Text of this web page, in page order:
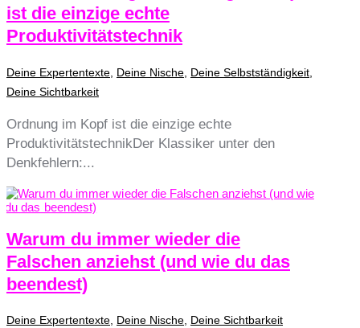
ist die einzige echte
Produktivitätstechnik
Deine Expertentexte Deine Nische Deine Selbstständigkeit
Deine Sichtbarkeit
Ordnung im Kopf ist die einzige echte
ProduktivitätstechnikDer Klassiker unter den
Denkfehlern:...
Warum du immer wieder die
Falschen anziehst (und wie du das
beendest)
Deine Expertentexte Deine Nische Deine Sichtbarkeit